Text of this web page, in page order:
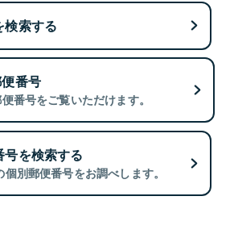
検索する
番号
番号をご覧いただけます。
を検索する
別郵便番号をお調べします。